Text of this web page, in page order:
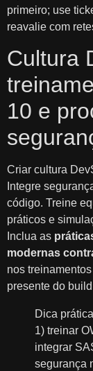
primeiro; use
reavalie com
Cultura
10 e
Criar cultura
Integre
código. Treine
práticos e
Inclua as
modernas
nos
presente do
Dica
1) treinar
integrar
segurança